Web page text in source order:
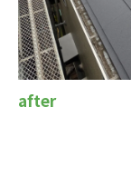
after